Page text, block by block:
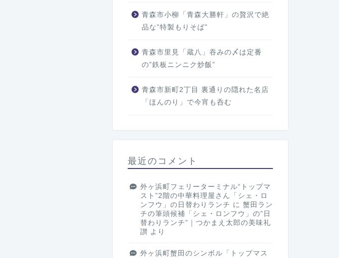
青森市小柳「青森大勝軒」の贅沢で絶
品な”特製もりそば”
青森市里見「蔵八」吞みの〆は定番
の”鉄板ニンニク炒飯”
青森市新町2丁目 裏通りの隠れた名店
「ほんのり」で今宵も呑む
最近のコメント
外ヶ浜町フェリーターミナル“トップマ
スト”2階の中華料理屋さん「シェ・ロ
ンフウ」の日替わりランチ に 蟹田ラン
チの筆頭候補「シェ・ロンフウ」の”日
替わりランチ”｜つかまえ太郎の美味礼
讃 より
外ヶ浜町蟹田のシンボル「トップマス